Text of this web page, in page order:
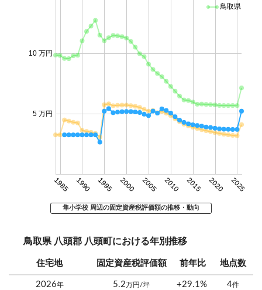
1985 1990 1995 2000 2005 2010 2015 2020 2025
5 万円
10 万円
鳥取県
隼小学校 周辺の固定資産税評価額の推移・動向
鳥取県 八頭郡 八頭町における年別推移
住宅地 固定資産税評価額 前年比 地点数
2026年 5.2 万円/坪 +29.1% 4件